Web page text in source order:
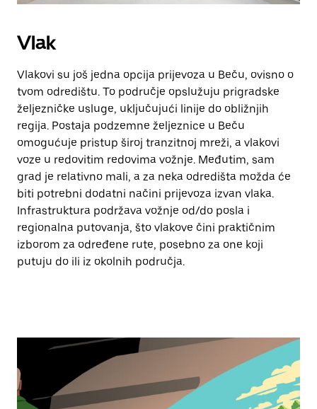
Vlak
Vlakovi su još jedna opcija prijevoza u Beču, ovisno o
tvom odredištu. To područje opslužuju prigradske
željezničke usluge, uključujući linije do obližnjih
regija. Postaja podzemne željeznice u Beču
omogućuje pristup široj tranzitnoj mreži, a vlakovi
voze u redovitim redovima vožnje. Međutim, sam
grad je relativno mali, a za neka odredišta možda će
biti potrebni dodatni načini prijevoza izvan vlaka.
Infrastruktura podržava vožnje od/do posla i
regionalna putovanja, što vlakove čini praktičnim
izborom za određene rute, posebno za one koji
putuju do ili iz okolnih područja.